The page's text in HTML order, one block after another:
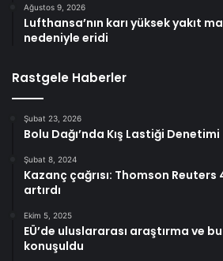
Ağustos 9, 2026
Lufthansa’nın karı yüksek yakıt
nedeniyle eridi
Rastgele Haberler
Şubat 23, 2026
Bolu Dağı’nda Kış Lastiği Denetimi
Şubat 8, 2024
Kazanç çağrısı: Thomson
artırdı
Ekim 5, 2025
EÜ’de uluslararası araştırma ve
konuşuldu